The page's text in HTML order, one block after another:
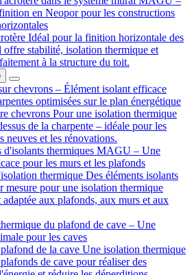
Idéal pour la finition horizontale des
offre stabilité, isolation thermique et
à la structure du toit.
chevrons Pour une isolation thermique
de la charpente – idéale pour les
neuves et les rénovations.
thermique Des éléments isolants
mesure pour une isolation thermique
adaptée aux plafonds, aux murs et aux
de la cave Une isolation thermique
de cave pour réaliser des